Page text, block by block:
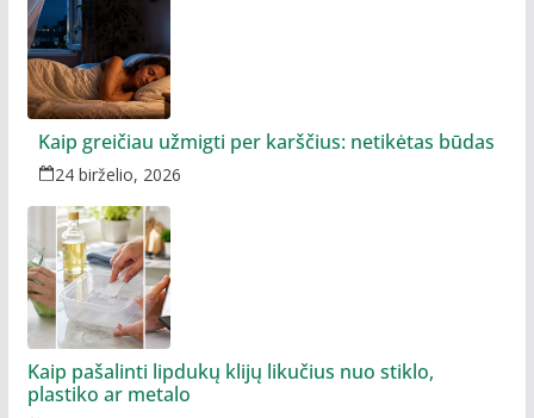
Kaip greičiau užmigti per karščius: netikėtas būdas
24 birželio, 2026
Kaip pašalinti lipdukų klijų likučius nuo stiklo,
plastiko ar metalo